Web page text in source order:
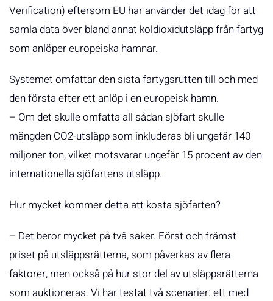
Verification) eftersom EU har använder det idag för att
samla data över bland annat koldioxidutsläpp från fartyg
som anlöper europeiska hamnar.
Systemet omfattar den sista fartygsrutten till och med
den första efter ett anlöp i en europeisk hamn.
– Om det skulle omfatta all sådan sjöfart skulle
mängden CO2-utsläpp som inkluderas bli ungefär 140
miljoner ton, vilket motsvarar ungefär 15 procent av den
internationella sjöfartens utsläpp.
Hur mycket kommer detta att kosta sjöfarten?
– Det beror mycket på två saker. Först och främst
priset på utsläppsrätterna, som påverkas av flera
faktorer, men också på hur stor del av utsläppsrätterna
som auktioneras. Vi har testat två scenarier: ett med